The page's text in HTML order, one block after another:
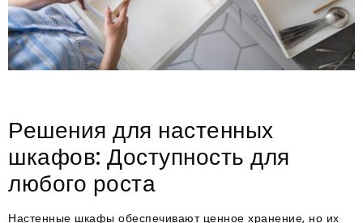
Решения для настенных
шкафов: Доступность для
любого роста
Настенные шкафы обеспечивают ценное хранение, но их